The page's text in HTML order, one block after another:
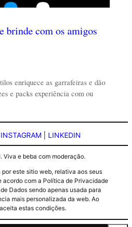
brinde com os amigos
enriquece as garrafeiras e dão
e packs experiência com ou
INSTAGRAM LINKEDIN
Viva e beba com moderação.
este sitio web, relativa aos seus
acordo com a Política de Privacidade
Dados sendo apenas usada para
mais personalizada da web. Ao
estas condições.